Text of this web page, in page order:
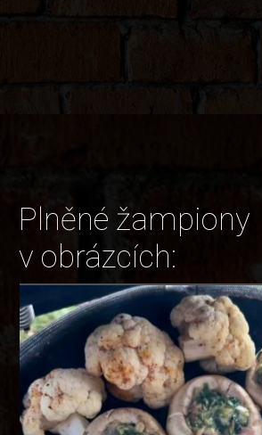
Plněné žampiony
v obrázcích: